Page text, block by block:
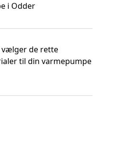
i Odder
vælger de rette
til din varmepumpe